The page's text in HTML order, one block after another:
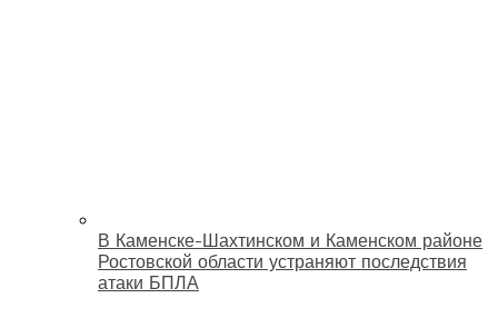
В Каменске-Шахтинском и Каменском районе
Ростовской области устраняют последствия
атаки БПЛА